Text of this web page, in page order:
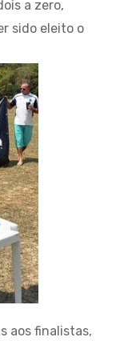
a zero,
sido eleito o
aos finalistas,